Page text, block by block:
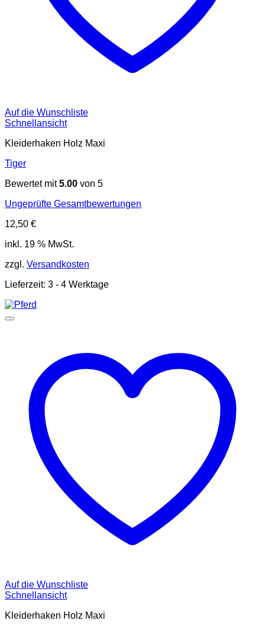
Auf die Wunschliste
Schnellansicht
Kleiderhaken Holz Maxi
Tiger
Bewertet mit5.00 von 5
Ungeprüfte Gesamtbewertungen
12,50 €
inkl. 19 % MwSt.
zzgl. Versandkosten
Lieferzeit: 3 - 4 Werktage
Auf die Wunschliste
Schnellansicht
Kleiderhaken Holz Maxi